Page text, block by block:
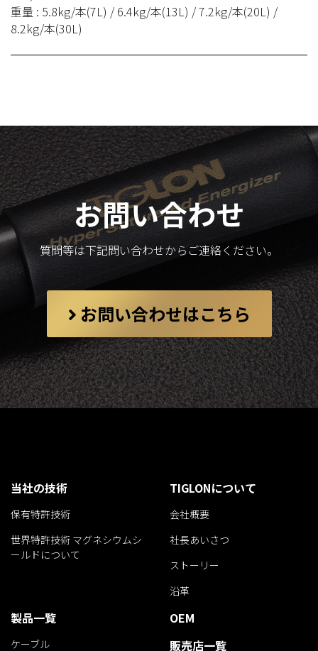
重量 : 5.8kg/本(7L) / 6.4kg/本(13L) / 7.2kg/本(20L) /
8.2kg/本(30L)
お問い合わせ
質問等は下記問い合わせからご連絡ください。
お問い合わせはこちら
当社の技術
保有特許技術
世界特許技術 マグネシウムシ
ールドについて
TIGLONについて
会社概要
社長あいさつ
ストーリー
沿革
製品一覧
ケーブル
OEM
販売店一覧